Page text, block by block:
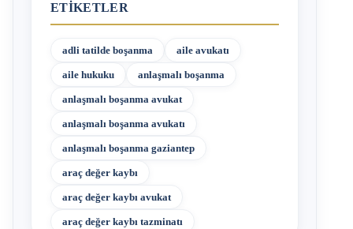
ETIKETLER
adli tatilde boşanma aile avukatı
aile hukuku anlaşmalı boşanma
anlaşmalı boşanma avukat
anlaşmalı boşanma avukatı
anlaşmalı boşanma gaziantep
araç değer kaybı
araç değer kaybı avukat
araç değer kaybı tazminatı